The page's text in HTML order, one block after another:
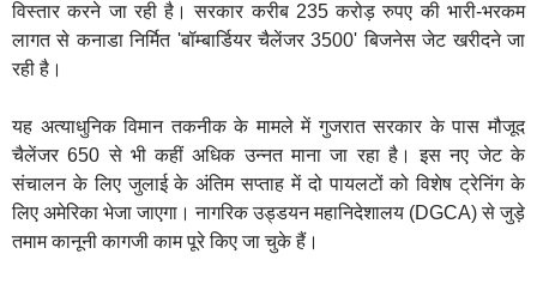
विस्तार करने जा रही है। सरकार करीब 235 करोड़ रुपए की भारी-भरकम
लागत से कनाडा निर्मित 'बॉम्बार्डियर चैलेंजर 3500' बिजनेस जेट खरीदने जा
रही है।
यह अत्याधुनिक विमान तकनीक के मामले में गुजरात सरकार के पास मौजूद
चैलेंजर 650 से भी कहीं अधिक उन्नत माना जा रहा है। इस नए जेट के
संचालन के लिए जुलाई के अंतिम सप्ताह में दो पायलटों को विशेष ट्रेनिंग के
लिए अमेरिका भेजा जाएगा। नागरिक उड्डयन महानिदेशालय (DGCA) से जुड़े
तमाम कानूनी कागजी काम पूरे किए जा चुके हैं।